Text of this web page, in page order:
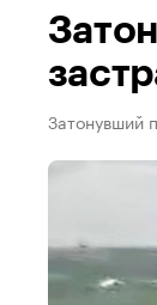
Затонувший